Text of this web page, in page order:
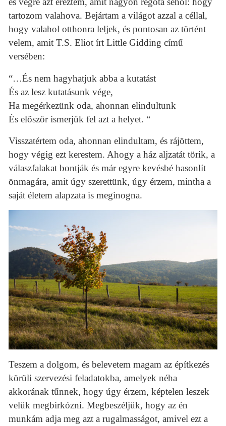
tartozom valahova. Bejártam a világot azzal a céllal,
hogy valahol otthonra leljek, és pontosan az történt
velem, amit T.S. Eliot írt Little Gidding című
versében:
“…És nem hagyhatjuk abba a kutatást
És az lesz kutatásunk vége,
Ha megérkezünk oda, ahonnan elindultunk
És először ismerjük fel azt a helyet. “
Visszatértem oda, ahonnan elindultam, és rájöttem,
hogy végig ezt kerestem. Ahogy a ház aljzatát törik, a
válaszfalakat bontják és már egyre kevésbé hasonlít
önmagára, amit úgy szerettünk, úgy érzem, mintha a
saját életem alapzata is meginogna.
Teszem a dolgom, és belevetem magam az építkezés
körüli szervezési feladatokba, amelyek néha
akkorának tűnnek, hogy úgy érzem, képtelen leszek
velük megbirkózni. Megbeszéljük, hogy az én
munkám adja meg azt a rugalmasságot, amivel ezt a